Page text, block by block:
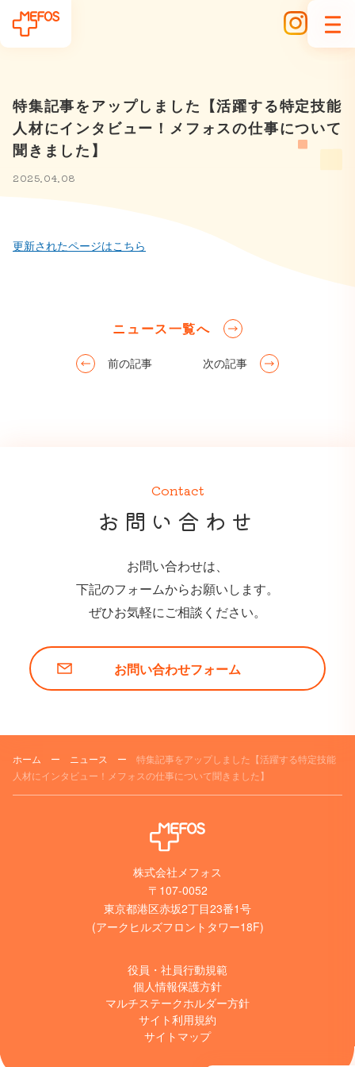
特集記事をアップしました【活躍する特定技能
人材にインタビュー！メフォスの仕事について
聞きました】
2025.04.08
更新されたページはこちら
前の記事
ニュース一覧へ
次の記事
Contact
お問い合わせ
お問い合わせは、
下記のフォームからお願いします。
ぜひお気軽にご相談ください。
お問い合わせフォーム
ホーム ー ニュース ー 特集記事をアップしました【活躍する特定技能
人材にインタビュー！メフォスの仕事について聞きました】
株式会社メフォス
〒107-0052
東京都港区赤坂2丁目23番1号
(アークヒルズフロントタワー18F)
役員・社員行動規範
個人情報保護方針
マルチステークホルダー方針
サイト利用規約
サイトマップ